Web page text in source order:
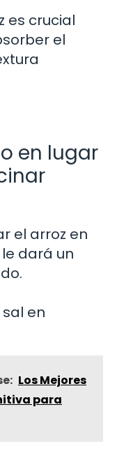
es crucial
el
en lugar
el arroz en
dará un
en
Los Mejores
para